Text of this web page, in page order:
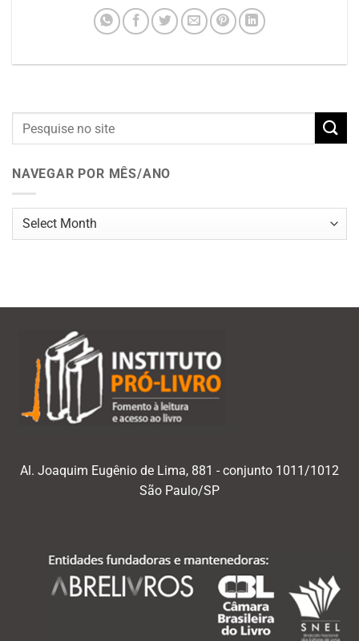
NAVEGAR POR MÊS/ANO
Navegar
Al. Joaquim Eugênio de Lima, 881 - conjunto 1011/1012
São Paulo/SP